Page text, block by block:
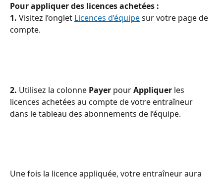
Pour appliquer des licences achetées :
1. Visitez l’onglet Licences d’équipe sur votre page de
compte.
2. Utilisez la colonne Payer pour Appliquer les
licences achetées au compte de votre entraîneur
dans le tableau des abonnements de l’équipe.
Une fois la licence appliquée, votre entraîneur aura